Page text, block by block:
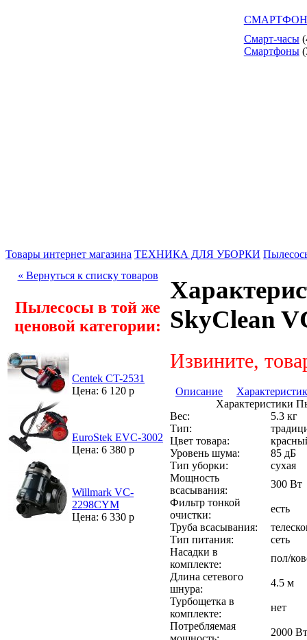
Смарт-часы
Смартфоны
Товары интернет магазина ТЕХНИКА ДЛЯ УБОРКИ
« Вернуться к списку товаров
Пылесосы в той же
ценовой категории:
Centek CT-2531
Цена: 6 120 р
EuroStek EVC-3002
Цена: 6 380 р
Willmark VC-
2298CYM
Цена: 6 330 р
SkyClean
Извините,
Описание
Характеристики
Вес:
5.3 кг
Тип:
Цвет товара:
Уровень шума:
85 дБ
Тип уборки:
сухая
Мощность
всасывания:
300 Вт
Фильтр тонкой
очистки:
есть
Труба всасывания:
Тип питания:
сеть
Насадки в
комплекте:
пол/
Длина сетевого
шнура:
4.5 м
Турбощетка в
комплекте:
нет
Потребляемая
2000 Вт